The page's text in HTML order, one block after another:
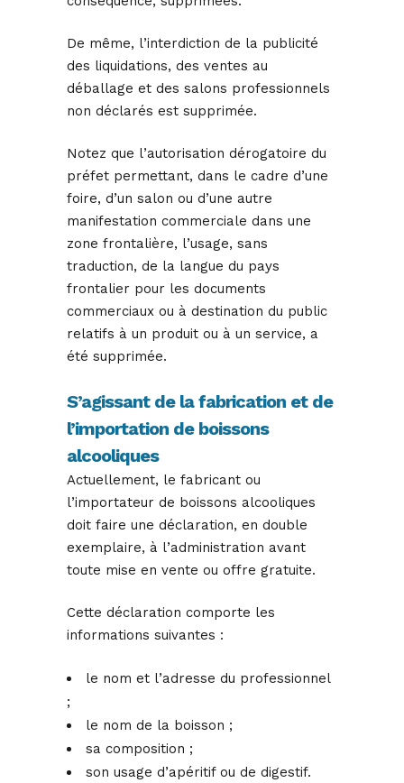
De même, l’interdiction de la publicité
des liquidations, des ventes au
déballage et des salons professionnels
non déclarés est supprimée.
Notez que l’autorisation dérogatoire du
préfet permettant, dans le cadre d’une
foire, d’un salon ou d’une autre
manifestation commerciale dans une
zone frontalière, l’usage, sans
traduction, de la langue du pays
frontalier pour les documents
commerciaux ou à destination du public
relatifs à un produit ou à un service, a
été supprimée.
S’agissant de la fabrication et de
l’importation de boissons
alcooliques
Actuellement, le fabricant ou
l’importateur de boissons alcooliques
doit faire une déclaration, en double
exemplaire, à l’administration avant
toute mise en vente ou offre gratuite.
Cette déclaration comporte les
informations suivantes :
le nom et l’adresse du professionnel
;
le nom de la boisson ;
sa composition ;
son usage d’apéritif ou de digestif.